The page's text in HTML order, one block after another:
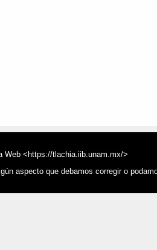
Web <https://tlachia.iib.unam.mx/>
aspecto que debamos corregir o